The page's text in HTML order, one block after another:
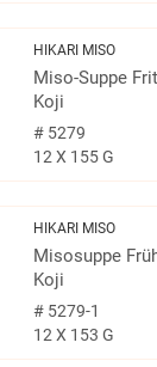
HIKARI MISO
Miso-Suppe
Koji
#5279
12 X 155 G
HIKARI MISO
Misosuppe
Koji
#5279-1
12 X 153 G